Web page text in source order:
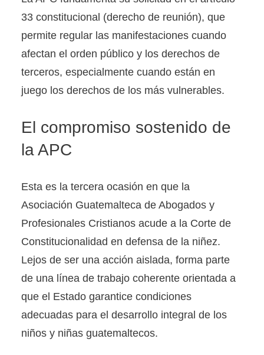
33 constitucional (derecho de reunión), que
permite regular las manifestaciones cuando
afectan el orden público y los derechos de
terceros, especialmente cuando están en
juego los derechos de los más vulnerables.
El compromiso sostenido de
la APC
Esta es la tercera ocasión en que la
Asociación Guatemalteca de Abogados y
Profesionales Cristianos acude a la Corte de
Constitucionalidad en defensa de la niñez.
Lejos de ser una acción aislada, forma parte
de una línea de trabajo coherente orientada a
que el Estado garantice condiciones
adecuadas para el desarrollo integral de los
niños y niñas guatemaltecos.